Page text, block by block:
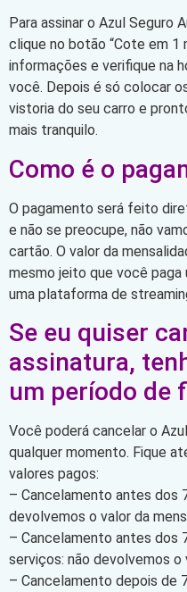
Para assinar o Azul Seguro
clique no botão “Cote em 1
informações e verifique na
você. Depois é só colocar
vistoria do seu carro e
mais tranquilo.
Como é o
O pagamento será feito
e não se preocupe, não
cartão. O valor da
mesmo jeito que você paga
uma plataforma de
Se eu quiser
assinatura,
um período de
Você poderá cancelar o
qualquer momento. Fique
valores pagos:
– Cancelamento antes dos
devolvemos o valor da
– Cancelamento antes dos
serviços: não devolvemos o
– Cancelamento depois de